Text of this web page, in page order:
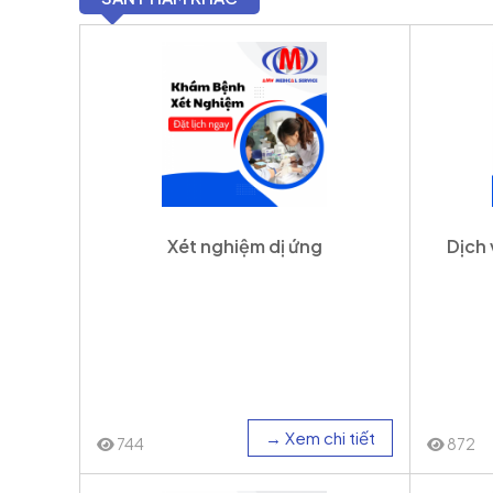
Xét nghiệm dị ứng
744 → Xem chi tiết
Dịch
872